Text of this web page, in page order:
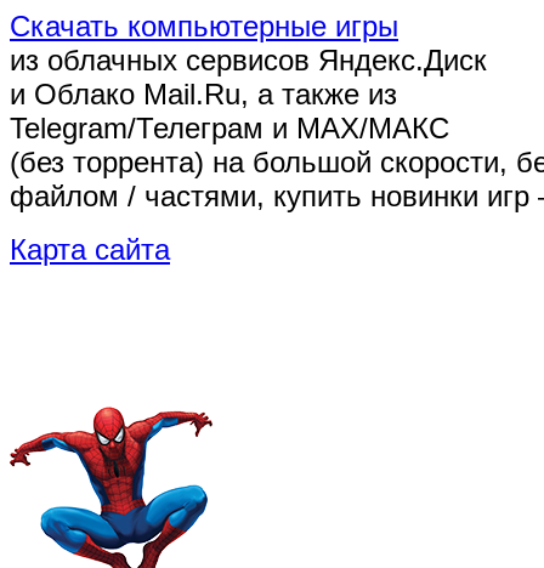
Скачать компьютерные игры
из облачных сервисов Яндекс.Диск
и Облако Mail.Ru, а также из
Telegram/Телеграм и MAX/МАКС
(без торрента) на большой скорости,
файлом / частями, купить новинки
Карта сайта